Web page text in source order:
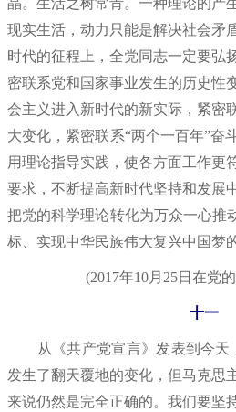
现实生活，动力只能是解决社会矛
时代的征程上，全党同志一定要弘
密联系党和国家事业发生的历史性
会主义进入新时代的新实际，紧密
大变化，紧密联系“两个一百年”奋
用理论指导实践，使各方面工作更
要求，不断提高新时代坚持和发展
把党的科学理论转化为万众一心推
标、实现中华民族伟大复兴中国梦
(2017年10月25日在党的
十一
从《共产党宣言》发表到今天
发生了翻天覆地的变化，但马克思
来说仍然是完全正确的。我们要坚